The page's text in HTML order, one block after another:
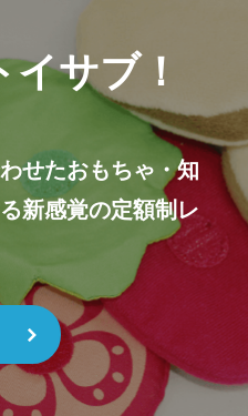
イサブ！
せたおもちゃ・知
新感覚の定額制レ